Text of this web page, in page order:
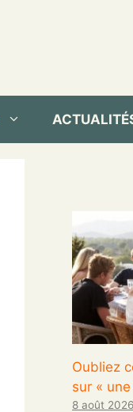
Oubliez
sur «
8 août 2026